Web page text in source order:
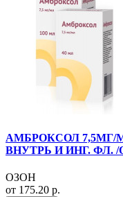
АМБРОКСОЛ 7,5МГ/
ВНУТРЬ И ИНГ. ФЛ. /
ОЗОН
от 175.20 р.